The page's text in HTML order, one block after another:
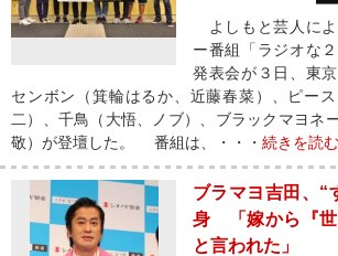
よしもと芸人によ
ー番組「ラジオな
発表会が３日、東
センボン（箕輪はるか、近藤春菜）、ピー
二）、千鳥（大悟、ノブ）、ブラックマヨネ
敬）が登壇した。 番組は、・・・ 続きを読む
ブラマヨ吉田、“
身 「嫁から『世
と言われた」